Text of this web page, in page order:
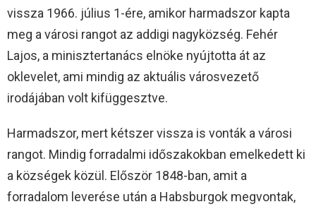
vissza 1966. július 1-ére, amikor harmadszor kapta
meg a városi rangot az addigi nagyközség. Fehér
Lajos, a minisztertanács elnöke nyújtotta át az
oklevelet, ami mindig az aktuális városvezető
irodájában volt kifüggesztve.
Harmadszor, mert kétszer vissza is vonták a városi
rangot. Mindig forradalmi időszakokban emelkedett ki
a községek közül. Először 1848-ban, amit a
forradalom leverése után a Habsburgok megvontak,